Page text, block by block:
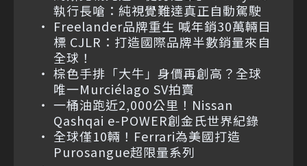
執行長嗆：純視覺難達真正自動駕駛
Freelander品牌重生 喊年銷30萬輛目
標 CJLR：打造國際品牌半數銷量來自
全球！
棕色手排「大牛」身價再創高？全球
唯一Murciélago SV拍賣
一桶油跑近2,000公里！Nissan
Qashqai e-POWER創金氏世界紀錄
全球僅10輛！Ferrari為美國打造
Purosangue超限量系列